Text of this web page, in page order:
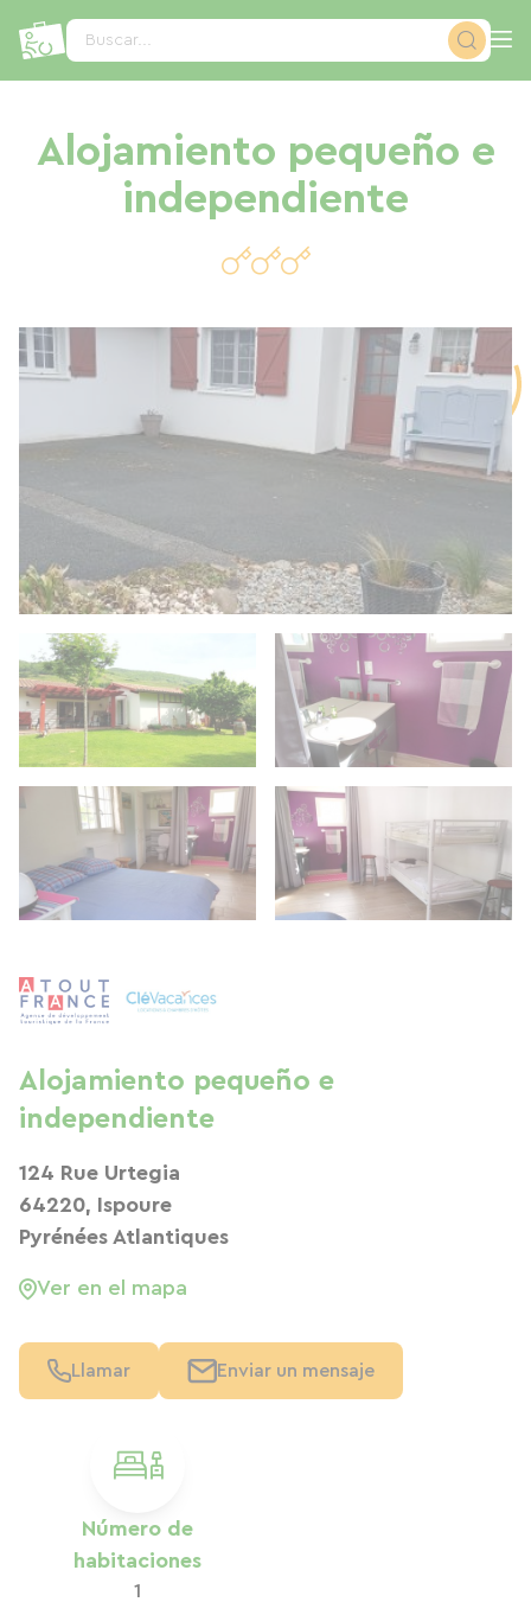
Buscar...
Alojamiento pequeño e
independiente
Número de
habitaciones
1
Alojamiento pequeño e
independiente
124 Rue Urtegia
64220, Ispoure
Pyrénées Atlantiques
Ver en el mapa
Llamar Enviar un mensaje
Panel de gestión de cookies